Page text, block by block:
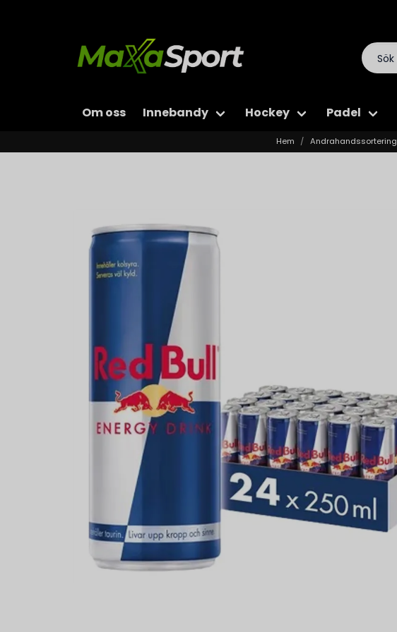
Om oss Innebandy Hockey Padel
Hem Andrahandssortering